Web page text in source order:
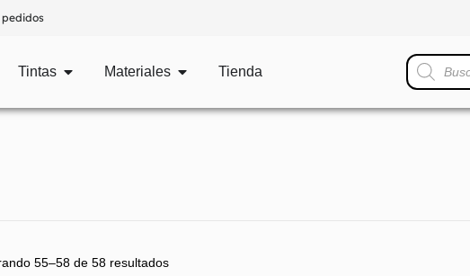
pedidos
Tintas Materiales Tienda
55–58 de 58 resultados